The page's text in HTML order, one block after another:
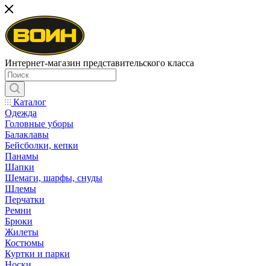
Интернет-магазин представительского класса
Каталог
Одежда
Головные уборы
Балаклавы
Бейсболки, кепки
Панамы
Шапки
Шемаги, шарфы, снуды
Шлемы
Перчатки
Ремни
Брюки
Жилеты
Костюмы
Куртки и парки